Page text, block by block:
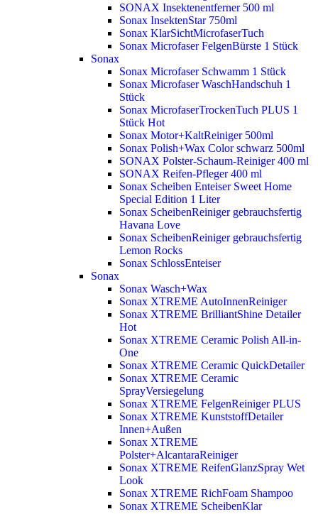
SONAX Insektenentferner 500 ml
Sonax InsektenStar 750ml
Sonax KlarSichtMicrofaserTuch
Sonax Microfaser FelgenBürste 1 Stück
Sonax
Sonax Microfaser Schwamm 1 Stück
Sonax Microfaser WaschHandschuh 1
Stück
Sonax MicrofaserTrockenTuch PLUS 1
Stück Hot
Sonax Motor+KaltReiniger 500ml
Sonax Polish+Wax Color schwarz 500ml
SONAX Polster-Schaum-Reiniger 400 ml
SONAX Reifen-Pfleger 400 ml
Sonax Scheiben Enteiser Sweet Home
Special Edition 1 Liter
Sonax ScheibenReiniger gebrauchsfertig
Havana Love
Sonax ScheibenReiniger gebrauchsfertig
Lemon Rocks
Sonax SchlossEnteiser
Sonax
Sonax Wasch+Wax
Sonax XTREME AutoInnenReiniger
Sonax XTREME BrilliantShine Detailer
Hot
Sonax XTREME Ceramic Polish All-in-
One
Sonax XTREME Ceramic QuickDetailer
Sonax XTREME Ceramic
SprayVersiegelung
Sonax XTREME FelgenReiniger PLUS
Sonax XTREME KunststoffDetailer
Innen+Außen
Sonax XTREME
Polster+AlcantaraReiniger
Sonax XTREME ReifenGlanzSpray Wet
Look
Sonax XTREME RichFoam Shampoo
Sonax XTREME ScheibenKlar